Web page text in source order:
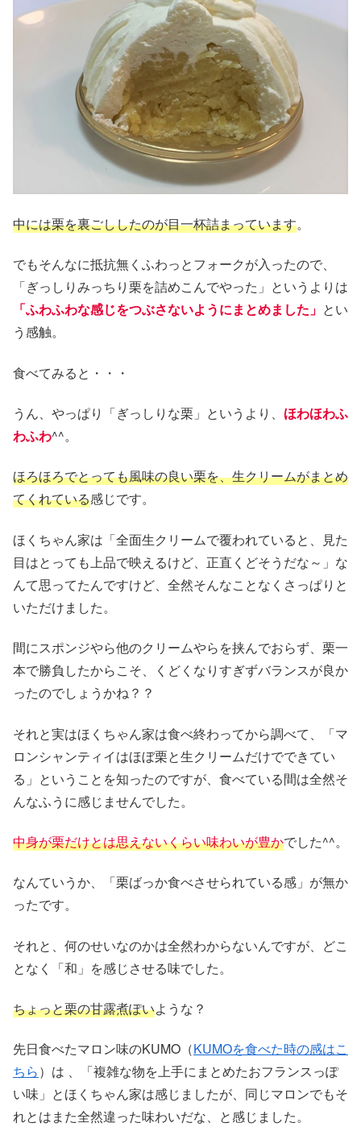
中には栗を裏ごししたのが目一杯詰まっています。
でもそんなに抵抗無くふわっとフォークが入ったので、
「ぎっしりみっちり栗を詰めこんでやった」というよりは
「ふわふわな感じをつぶさないようにまとめました」 とい
う感触。
食べてみると・・・
うん、やっぱり「ぎっしりな栗」というより、 ほわほわふ
わふわ^^。
ほろほろでとっても風味の良い栗を、生クリームがまとめ
てくれている感じです。
ほくちゃん家は「全面生クリームで覆われていると、見た
目はとっても上品で映えるけど、正直くどそうだな～」な
んて思ってたんですけど、全然そんなことなくさっぱりと
いただけました。
間にスポンジやら他のクリームやらを挟んでおらず、栗一
本で勝負したからこそ、くどくなりすぎずバランスが良か
ったのでしょうかね？？
それと実はほくちゃん家は食べ終わってから調べて、「マ
ロンシャンティイはほぼ栗と生クリームだけでできてい
る」ということを知ったのですが、食べている間は全然そ
んなふうに感じませんでした。
中身が栗だけとは思えないくらい味わいが豊かでした^^。
なんていうか、「栗ばっか食べさせられている感」が無か
ったです。
それと、何のせいなのかは全然わからないんですが、どこ
となく「和」を感じさせる味でした。
ちょっと栗の甘露煮ぽいような？
先日食べたマロン味のKUMO（KUMOを食べた時の感はこ
ちら）は 、「複雑な物を上手にまとめたおフランスっぽ
い味」とほくちゃん家は感じましたが、同じマロンでもそ
れとはまた全然違った味わいだな、と感じました。